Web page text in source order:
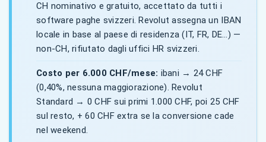
CH nominativo e gratuito, accettato da tutti i
software paghe svizzeri. Revolut assegna un IBAN
locale in base al paese di residenza (IT, FR, DE…) —
non-CH, rifiutato dagli uffici HR svizzeri.
Costo per 6.000 CHF/mese: ibani → 24 CHF
(0,40%, nessuna maggiorazione). Revolut
Standard → 0 CHF sui primi 1.000 CHF, poi 25 CHF
sul resto, + 60 CHF extra se la conversione cade
nel weekend.